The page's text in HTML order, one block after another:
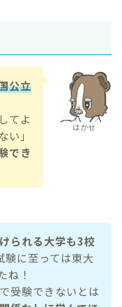
はかせ
公立
てよ
」
でき
られる大学も3校
験に至っては東大
ね！
受験できないとは